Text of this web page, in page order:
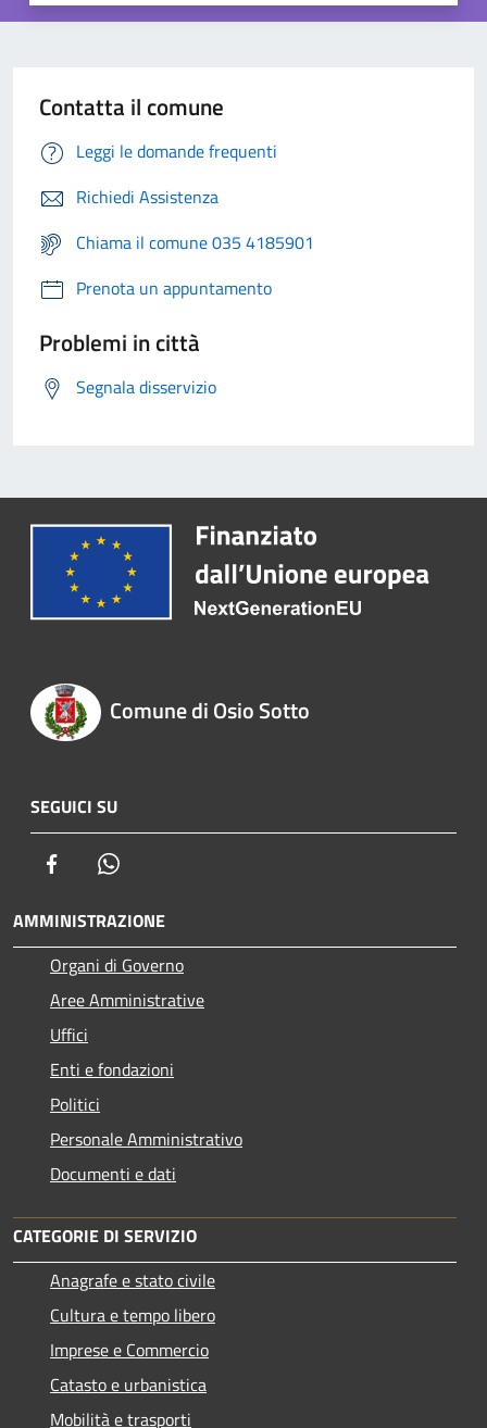
Contatta il comune
Leggi le domande frequenti
Richiedi Assistenza
Chiama il comune 035 4185901
Prenota un appuntamento
Problemi in città
Segnala disservizio
Comune di Osio Sotto
SEGUICI SU
Facebook
AMMINISTRAZIONE
Organi di Governo
Aree Amministrative
Uffici
Enti e fondazioni
Politici
Personale Amministrativo
Documenti e dati
CATEGORIE DI SERVIZIO
Anagrafe e stato civile
Cultura e tempo libero
Imprese e Commercio
Catasto e urbanistica
Mobilità e trasporti